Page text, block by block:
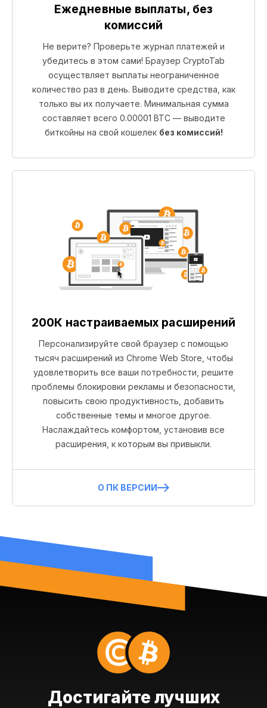
Ежедневные выплаты, без
комиссий
Не верите? Проверьте журнал платежей и
убедитесь в этом сами! Браузер CryptoTab
осуществляет выплаты неограниченное
количество раз в день. Выводите средства, как
только вы их получаете. Минимальная сумма
составляет всего 0.00001 BTC — выводите
биткойны на свой кошелек без комиссий!
200К настраиваемых расширений
Персонализируйте свой браузер с помощью
тысяч расширений из Chrome Web Store, чтобы
удовлетворить все ваши потребности, решите
проблемы блокировки рекламы и безопасности,
повысить свою продуктивность, добавить
собственные темы и многое другое.
Наслаждайтесь комфортом, установив все
расширения, к которым вы привыкли.
О ПК ВЕРСИИ
Достигайте лучших